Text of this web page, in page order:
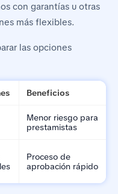
con garantías u otras
más flexibles.
las opciones
Beneficios
Menor riesgo para
prestamistas
Proceso de
aprobación rápido